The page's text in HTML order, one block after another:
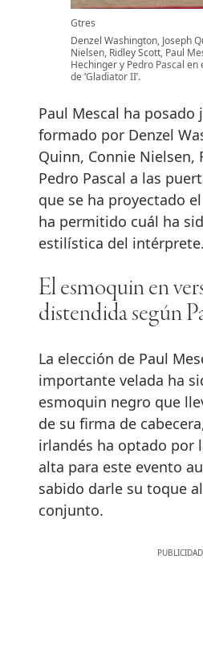
Gtres
Denzel Washington, Joseph
Nielsen, Ridley Scott, Paul
Hechinger y Pedro Pascal
de ‘Gladiator II’.
Paul Mescal ha posado
formado por Denzel
Quinn, Connie Nielsen,
Pedro Pascal a las
que se ha proyectado
ha permitido cuál ha
estilística del intérprete.
El esmoquin en
distendida según
La elección de Paul
importante velada ha
esmoquin negro que
de su firma de
irlandés ha optado por
alta para este evento
sabido darle su toque
conjunto.